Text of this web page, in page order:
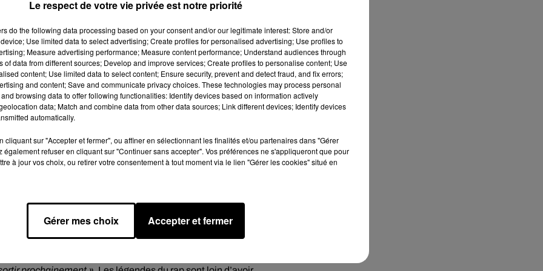
cookies que vous avez exprimé. Si vous souhaitez l'afficher,
en cliquant sur le bouton ci-dessous.
l'élément
pas revenu pour rigoler. Surtout à l’aube de ses 30 ans de
Hornet La Frappe endossera son costume de producteur pour
donc j’ai un projet qui va sortir Beat by Flex, un peu à la Beats
vont sortir dans une compilation. Ce sera en plus d’un
Flex garde aussi dans un coin de sa tête l’idée d’un retour
Lord Kossity, Zoxea et Kool Shen, tout ne serait qu’une
Le respect de votre vie privée est notre priorité
do the following data processing based on your consent and/or our legitimate interest: Store and/or
Use limited data to select advertising; Create profiles for personalised advertising; Use profiles to
Measure advertising performance; Measure content performance; Understand audiences through
of data from different sources; Develop and improve services; Create profiles to personalise content; Use
content; Use limited data to select content; Ensure security, prevent and detect fraud, and fix errors;
and content; Save and communicate privacy choices. These technologies may process personal
browsing data to offer following functionalities: Identify devices based on information actively
data; Match and combine data from other data sources; Link different devices; Identify devices
automatically.
cliquant sur "Accepter et fermer", ou affiner en sélectionnant les finalités et/ou partenaires dans "Gérer
également refuser en cliquant sur "Continuer sans accepter". Vos préférences ne s'appliqueront que pour
à jour vos choix, ou retirer votre consentement à tout moment via le lien "Gérer les cookies" situé en
Gérer mes choix Accepter et fermer